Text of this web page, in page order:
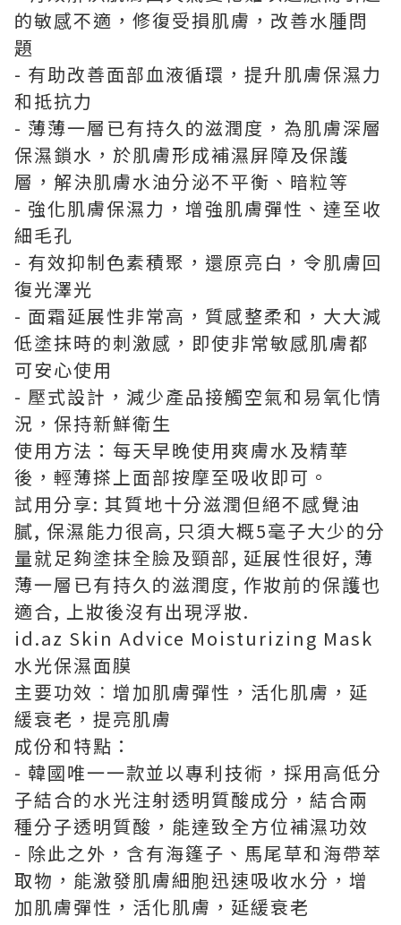
的敏感不適，修復受損肌膚，改善水腫問
題
- 有助改善面部血液循環，提升肌膚保濕力
和抵抗力
- 薄薄一層已有持久的滋潤度，為肌膚深層
保濕鎖水，於肌膚形成補濕屏障及保護
層，解決肌膚水油分泌不平衡、暗粒等
- 強化肌膚保濕力，增強肌膚彈性、達至收
細毛孔
- 有效抑制色素積聚，還原亮白，令肌膚回
復光澤光
- 面霜延展性非常高，質感整柔和，大大減
低塗抹時的刺激感，即使非常敏感肌膚都
可安心使用
- 壓式設計，減少產品接觸空氣和易氧化情
況，保持新鮮衛生
使用方法：每天早晚使用爽膚水及精華
後，輕薄搽上面部按摩至吸收即可。
試用分享: 其質地十分滋潤但絕不感覺油
膩, 保濕能力很高, 只須大概5毫子大少的分
量就足夠塗抹全臉及頸部, 延展性很好, 薄
薄一層已有持久的滋潤度, 作妝前的保護也
適合, 上妝後沒有出現浮妝.
id.az Skin Advice Moisturizing Mask
水光保濕面膜
主要功效︰增加肌膚彈性，活化肌膚，延
緩衰老，提亮肌膚
成份和特點：
- 韓國唯一一款並以專利技術，採用高低分
子結合的水光注射透明質酸成分，結合兩
種分子透明質酸，能達致全方位補濕功效
- 除此之外，含有海篷子、馬尾草和海帶萃
取物，能激發肌膚細胞迅速吸收水分，增
加肌膚彈性，活化肌膚，延緩衰老